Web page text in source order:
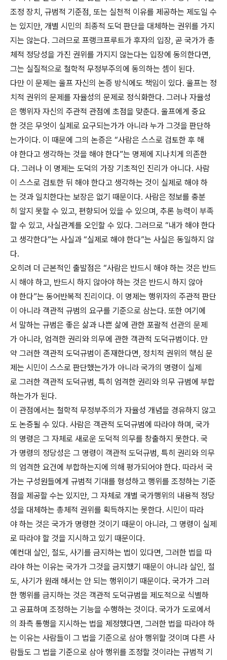
조정 장치, 규범적 기준점, 또는 실천적 이유를 제공하는 제도일 수
는 있지만, 개별 시민의 최종적 도덕 판단을 대체하는 권위를 가지
지는 않는다. 그러므로 프랭크프루트가 후자의 입장, 곧 국가가 총
체적 정당성을 가진 권위를 가지지 않는다는 입장에 동의한다면,
그는 실질적으로 철학적 무정부주의에 동의하는 셈이 된다.
다만 이 문제는 울프 자신의 논증 방식에도 책임이 있다. 울프는 정
치적 권위의 문제를 자율성의 문제로 정식화한다. 그러나 자율성
은 행위자 자신의 주관적 관점에 초점을 맞춘다. 울프에게 중요
한 것은 무엇이 실제로 요구되는가가 아니라 누가 그것을 판단하
는가이다. 이 때문에 그의 논증은 “사람은 스스로 검토한 후 해
야 한다고 생각하는 것을 해야 한다”는 명제에 지나치게 의존한
다. 그러나 이 명제는 도덕의 가장 기초적인 진리가 아니다. 사람
이 스스로 검토한 뒤 해야 한다고 생각하는 것이 실제로 해야 하
는 것과 일치한다는 보장은 없기 때문이다. 사람은 정보를 충분
히 알지 못할 수 있고, 편향되어 있을 수 있으며, 추론 능력이 부족
할 수 있고, 사실관계를 오인할 수 있다. 그러므로 “내가 해야 한다
고 생각한다”는 사실과 “실제로 해야 한다”는 사실은 동일하지 않
다.
오히려 더 근본적인 출발점은 “사람은 반드시 해야 하는 것은 반드
시 해야 하고, 반드시 하지 않아야 하는 것은 반드시 하지 않아
야 한다”는 동어반복적 진리이다. 이 명제는 행위자의 주관적 판단
이 아니라 객관적 규범의 요구를 기준으로 삼는다. 또한 여기에
서 말하는 규범은 좋은 삶과 나쁜 삶에 관한 포괄적 선관의 문제
가 아니라, 엄격한 권리와 의무에 관한 객관적 도덕규범이다. 만
약 그러한 객관적 도덕규범이 존재한다면, 정치적 권위의 핵심 문
제는 시민이 스스로 판단했는가가 아니라 국가의 명령이 실제
로 그러한 객관적 도덕규범, 특히 엄격한 권리와 의무 규범에 부합
하는가가 된다.
이 관점에서는 철학적 무정부주의가 자율성 개념을 경유하지 않고
도 논증될 수 있다. 사람은 객관적 도덕규범에 따라야 하며, 국가
의 명령은 그 자체로 새로운 도덕적 의무를 창출하지 못한다. 국
가 명령의 정당성은 그 명령이 객관적 도덕규범, 특히 권리와 의무
의 엄격한 요건에 부합하는지에 의해 평가되어야 한다. 따라서 국
가는 구성원들에게 규범적 기대를 형성하고 행위를 조정하는 기준
점을 제공할 수는 있지만, 그 자체로 개별 국가행위의 내용적 정당
성을 대체하는 총체적 권위를 획득하지는 못한다. 시민이 따라
야 하는 것은 국가가 명령한 것이기 때문이 아니라, 그 명령이 실제
로 따라야 할 것을 지시하고 있기 때문이다.
예컨대 살인, 절도, 사기를 금지하는 법이 있다면, 그러한 법을 따
라야 하는 이유는 국가가 그것을 금지했기 때문이 아니라 살인, 절
도, 사기가 원래 해서는 안 되는 행위이기 때문이다. 국가가 그러
한 행위를 금지하는 것은 객관적 도덕규범을 제도적으로 식별하
고 공표하며 조정하는 기능을 수행하는 것이다. 국가가 도로에서
의 좌측 통행을 지시하는 법을 제정했다면, 그러한 법을 따라야 하
는 이유는 사람들이 그 법을 기준으로 삼아 행위할 것이며 다른 사
람들도 그 법을 기준으로 삼아 행위를 조정할 것이라는 규범적 기